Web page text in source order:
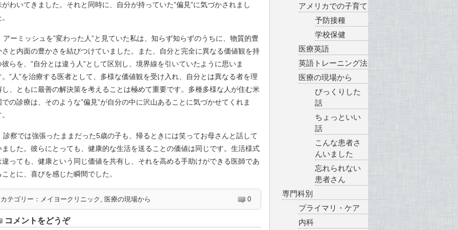
がわいてきました。それと同時に、自分が持っていた”偏見”に気づかされまし
アーミッシュを”変わった人”と見ていた私は、知らず知らずのうちに、物質的豊
さと内面の豊かさを結びつけていました。また、自分と完全に異なる価値観を持
彼らを、”自分とは違う人”として区別し、境界線を引いていたように思いま
。”人”を治療する医者として、多様な価値観を受け入れ、自分とは異なる者を理
し、ともに最善の解決策を考えることは極めて重要です。多種多様な人が住む米
での診療は、そのような”偏見”が自分の中に沢山あることに気づかせてくれま
診察では強張ったままだった5歳の子も、帰るときには笑ってお母さんと話して
ました。彼らにとっても、健康的な生活を送ることの価値は同じです。生活様式
違っても、健康という同じ価値を共有し、それを高める手助けができる医師であ
ことに、喜びを感じた瞬間でした。
カテゴリー： メイヨークリニック , 医療の現場から 0
コメントをどうぞ
アメリカでの子育て
予防接種
学校保健
医療英語
英語トレーニング法
医療の現場から
びっくりした
話
ちょっといい
話
こんな患者さ
んいました
忘れられない
患者さん
専門科別
プライマリ・ケア
内科